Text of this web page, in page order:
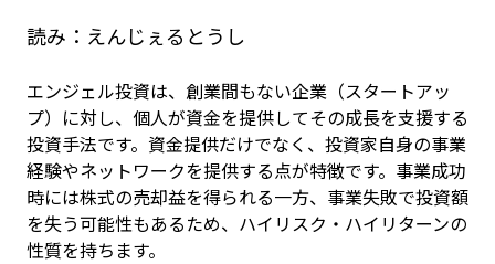
読み： えんじぇるとうし
エンジェル投資は、創業間もない企業（スタートアッ
プ）に対し、個人が資金を提供してその成長を支援する
投資手法です。資金提供だけでなく、投資家自身の事業
経験やネットワークを提供する点が特徴です。事業成功
時には株式の売却益を得られる一方、事業失敗で投資額
を失う可能性もあるため、ハイリスク・ハイリターンの
性質を持ちます。